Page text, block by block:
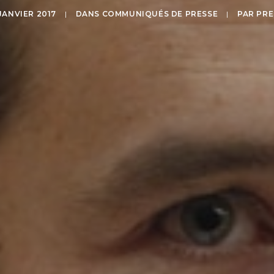
2017 | DANS COMMUNIQUÉS DE PRESSE | PAR